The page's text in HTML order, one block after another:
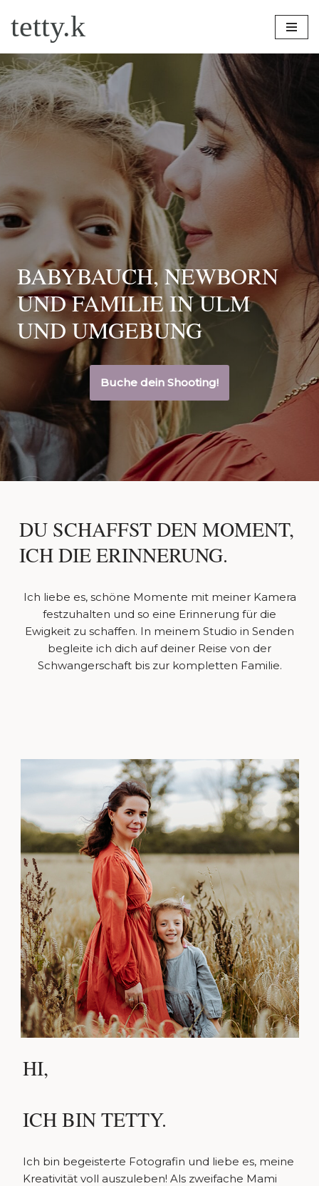
Zum
Inhalt
springen
tetty.k
BABYBAUCH, NEWBORN
UND FAMILIE IN ULM
UND UMGEBUNG
Buche dein Shooting!
DU SCHAFFST DEN MOMENT,
ICH DIE ERINNERUNG.
Ich liebe es, schöne Momente mit meiner Kamera
festzuhalten und so eine Erinnerung für die
Ewigkeit zu schaffen. In meinem Studio in Senden
begleite ich dich auf deiner Reise von der
Schwangerschaft bis zur kompletten Familie.
HI,
ICH BIN TETTY.
Ich bin begeisterte Fotografin und liebe es, meine
Kreativität voll auszuleben! Als zweifache Mami